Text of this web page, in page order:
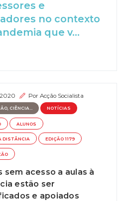
e
no contexto
que v...
PorAcção Socialista
CIÊNCIA... NOTÍCIAS
ALUNOS
DISTÂNCIA EDIÇÃO 1179
sem acesso a aulas à
estão ser
e apoiados